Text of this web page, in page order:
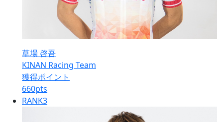
草場 啓吾
KINAN Racing Team
獲得ポイント
660pts
RANK3